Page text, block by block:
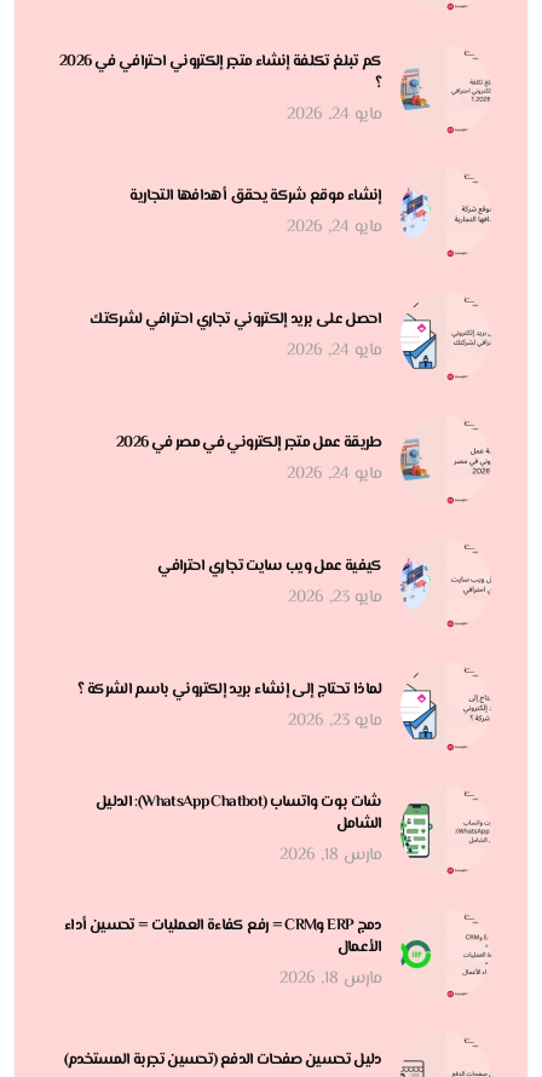
كم تبلغ تكلفة إنشاء متجر إلكتروني احترافي في 2026
؟
مايو 24, 2026
إنشاء موقع شركة يحقق أهدافها التجارية
مايو 24, 2026
احصل على بريد إلكتروني تجاري احترافي لشركتك
مايو 24, 2026
طريقة عمل متجر إلكتروني في مصر في 2026
مايو 24, 2026
كيفية عمل ويب سايت تجاري احترافي
مايو 23, 2026
لماذا تحتاج إلى إنشاء بريد إلكتروني باسم الشركة ؟
مايو 23, 2026
شات بوت واتساب (WhatsApp Chatbot): الدليل
الشامل
مارس 18, 2026
دمج ERP وCRM = رفع كفاءة العمليات = تحسين أداء
الأعمال
مارس 18, 2026
دليل تحسين صفحات الدفع (تحسين تجربة المستخدم)